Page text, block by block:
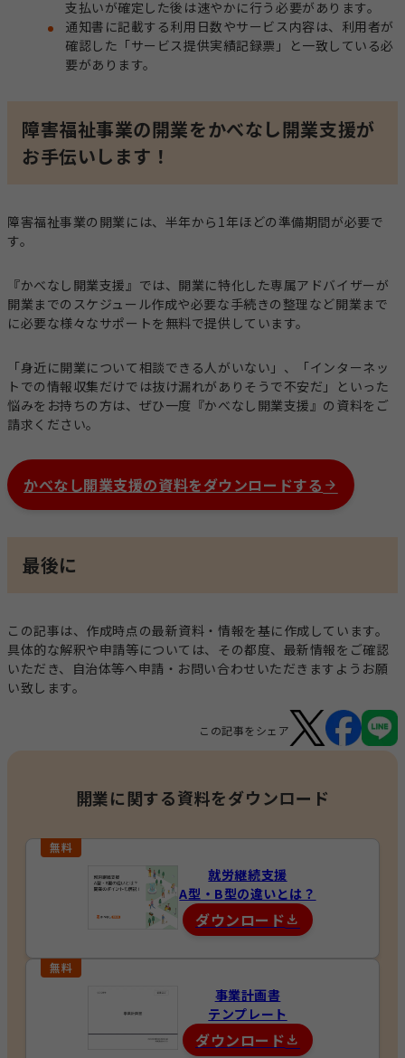
支払いが確定した後は速やかに行う必要があります。
通知書に記載する利用日数やサービス内容は、利用者が
確認した「サービス提供実績記録票」と一致している必
要があります。
障害福祉事業の開業をかべなし開業支援が
お手伝いします！
障害福祉事業の開業には、半年から1年ほどの準備期間が必要で
す。
『かべなし開業支援』では、開業に特化した専属アドバイザーが
開業までのスケジュール作成や必要な手続きの整理など開業まで
に必要な様々なサポートを無料で提供しています。
「身近に開業について相談できる人がいない」、「インターネッ
トでの情報収集だけでは抜け漏れがありそうで不安だ」といった
悩みをお持ちの方は、ぜひ一度『かべなし開業支援』の資料をご
請求ください。
かべなし開業支援の資料をダウンロードする
最後に
この記事は、作成時点の最新資料・情報を基に作成しています。
具体的な解釈や申請等については、その都度、最新情報をご確認
いただき、自治体等へ申請・お問い合わせいただきますようお願
い致します。
この記事をシェア
開業に関する資料をダウンロード
就労継続支援
A型・B型の違いとは？
ダウンロード
事業計画書
テンプレート
ダウンロード